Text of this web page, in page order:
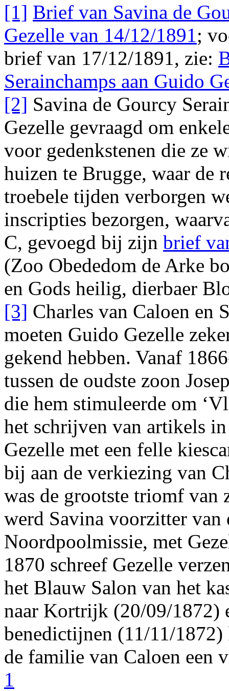
[1] Brief van Savina de
Gezelle van 14/12/1891;
brief van 17/12/1891, zie:
Serainchamps aan Guido
[2] Savina de Gourcy
Gezelle gevraagd om
voor gedenkstenen die ze
huizen te Brugge, waar
troebele tijden verborgen
inscripties bezorgen,
C, gevoegd bij zijn brief
(Zoo Obededom de Arke
en Gods heilig, dierbaer
[3] Charles van Caloen en
moeten Guido Gezelle
gekend hebben. Vanaf
tussen de oudste zoon
die hem stimuleerde om
het schrijven van artikels
Gezelle met een felle
bij aan de verkiezing van
was de grootste triomf
werd Savina voorzitter van
Noordpoolmissie, met
1870 schreef Gezelle
het Blauw Salon van het
naar Kortrijk (20/09/1872)
benedictijnen (11/11/1872)
de familie van Caloen een
1